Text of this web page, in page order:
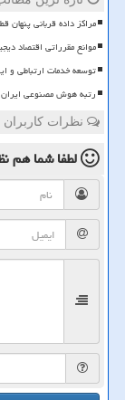
مراکز داده قربانی پنهان
موانع مقرراتی اقتصاد
توسعه خدمات ارتباطی و
رتبه هوش مصنوعی ایران در
نظرات
لطفا شما هم